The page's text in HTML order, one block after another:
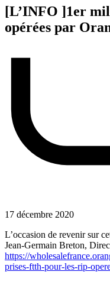
[L’INFO ]1er
opérées par
17 décembre 2020
L’occasion de revenir sur
Jean-Germain Breton,
https://
prises-ftth-pour-les-rip-